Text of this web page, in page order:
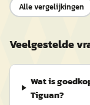
Alle vergelijkingen
Veelgestelde
Wat is
Tiguan?